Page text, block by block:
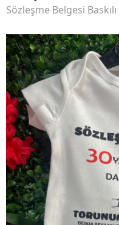
Sözleşme Belgesi